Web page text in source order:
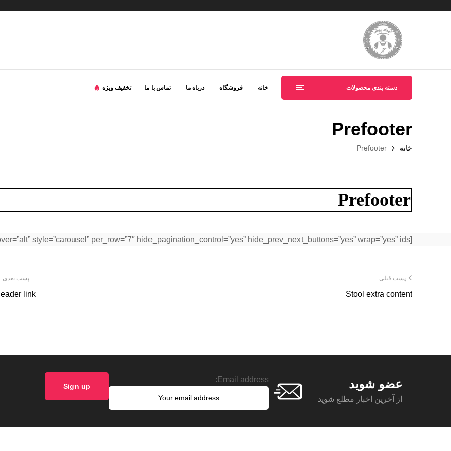
دسته بندی محصولات خانه فروشگاه درباه ما تماس با ما تخفیف ویژه
Prefooter
خانه Prefooter
Prefooter
[woodmart_brands orderby=”” order=”” hover=”alt” style=”carousel” per_row=”7″ hide_pagination_control=”yes” hide_prev_next_buttons=”yes” wrap=”yes” ids=””]
پست قبلی
Stool extra content
پست بعدی
link
عضو شوید
از آخرین اخبار مطلع شوید
Email address: